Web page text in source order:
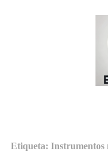
Etiqueta: Instrumentos